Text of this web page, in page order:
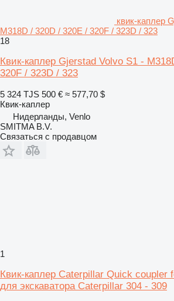
квик-каплер
M318D / 320D / 320E / 320F / 323D / 323
18
Квик-каплер Gjerstad Volvo S1 -
320F / 323D / 323
5 324 TJS 500 € ≈ 577,70 $
Квик-каплер
Нидерланды, Venlo
SMITMA B.V.
Связаться с продавцом
1
Квик-каплер Caterpillar Quick coupler
для экскаватора Caterpillar 304 - 309